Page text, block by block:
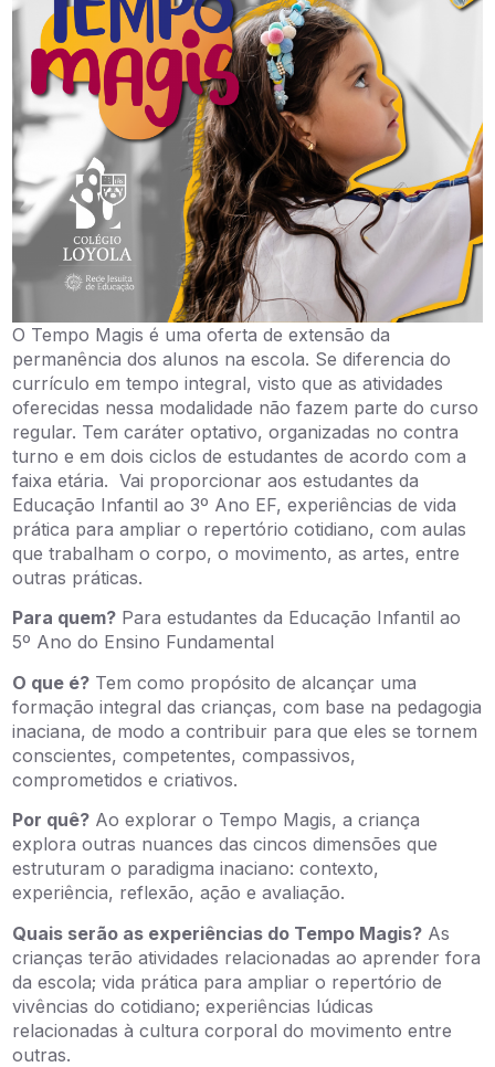
O Tempo Magis é uma oferta de extensão da
permanência dos alunos na escola. Se diferencia do
currículo em tempo integral, visto que as atividades
oferecidas nessa modalidade não fazem parte do curso
regular. Tem caráter optativo, organizadas no contra
turno e em dois ciclos de estudantes de acordo com a
faixa etária. Vai proporcionar aos estudantes da
Educação Infantil ao 3º Ano EF, experiências de vida
prática para ampliar o repertório cotidiano, com aulas
que trabalham o corpo, o movimento, as artes, entre
outras práticas.
Para quem? Para estudantes da Educação Infantil ao
5º Ano do Ensino Fundamental
O que é? Tem como propósito de alcançar uma
formação integral das crianças, com base na pedagogia
inaciana, de modo a contribuir para que eles se tornem
conscientes, competentes, compassivos,
comprometidos e criativos.
Por quê? Ao explorar o Tempo Magis, a criança
explora outras nuances das cincos dimensões que
estruturam o paradigma inaciano: contexto,
experiência, reflexão, ação e avaliação.
Quais serão as experiências do Tempo Magis? As
crianças terão atividades relacionadas ao aprender fora
da escola; vida prática para ampliar o repertório de
vivências do cotidiano; experiências lúdicas
relacionadas à cultura corporal do movimento entre
outras.